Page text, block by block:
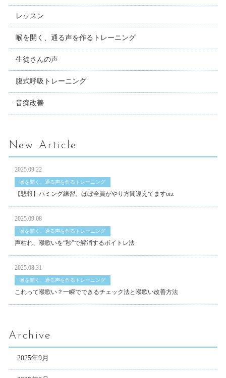
レッスン
喉を開く、通る声を作るトレーニング
生徒さんの声
腹式呼吸トレーニング
音痴改善
New Article
2025.09.22
喉を開く、通る声を作るトレーニング
【悲報】ハミング練習、ほぼ全員がやり方間違えてますorz
2025.09.08
喉を開く、通る声を作るトレーニング
声枯れ、喉歌いを“秒”で解消するボイトレ法
2025.08.31
喉を開く、通る声を作るトレーニング
これって喉歌い？一瞬でできるチェック法と喉歌い改善方法
Archive
2025年9月